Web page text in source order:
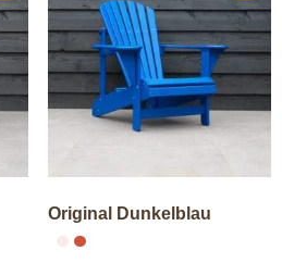
Original Dunkelblau